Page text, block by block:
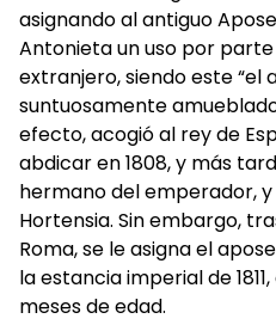
asignando al antiguo
Antonieta un uso por
extranjero, siendo este “el
suntuosamente
efecto, acogió al rey de
abdicar en 1808, y más
hermano del emperador, y
Hortensia. Sin embargo,
Roma, se le asigna el
la estancia imperial de
meses de edad.